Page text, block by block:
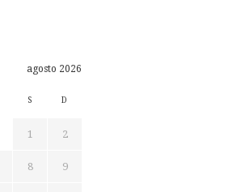
agosto 2026
S D
1 2
8 9